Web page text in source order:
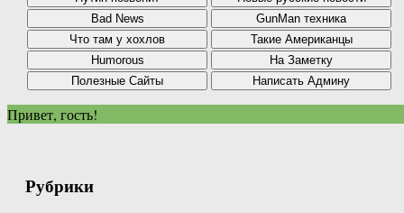
Привет, гость!
Рубрики